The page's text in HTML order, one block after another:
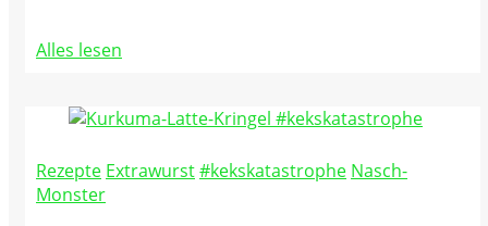
Alles lesen
Rezepte Extrawurst#kekskatastrophe Nasch-
Monster